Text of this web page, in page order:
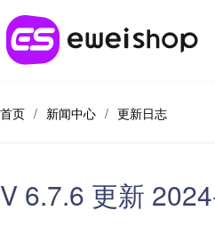
超强社交分销
新人专区
帮助中心
首页 / 新闻中心 / 更新日志
V 6.7.6 更新